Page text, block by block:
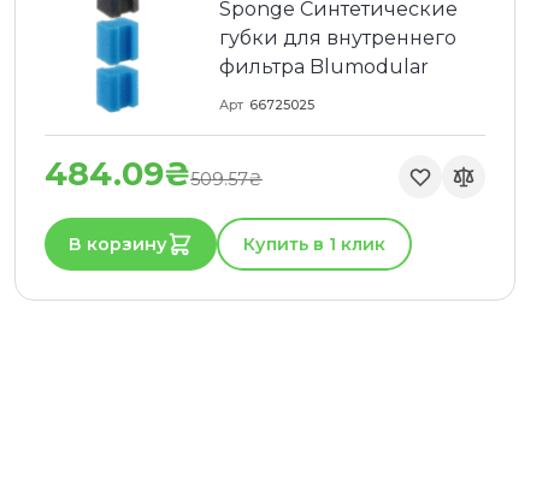
Sponge Синтетические
губки для внутреннего
фильтра Blumodular
Арт 66725025
484.09₴509.57₴
В корзину Купить в 1 клик